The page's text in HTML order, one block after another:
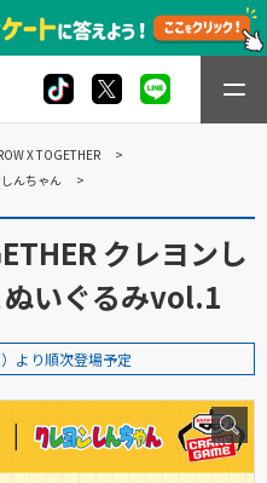
X TOGETHER
んちゃん
クレヨンし
いぐるみvol.1
より順次登場予定